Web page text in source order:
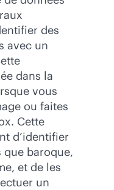
des
avec un
dans la
vous
ou faites
Cette
d’identifier
baroque,
et de les
un